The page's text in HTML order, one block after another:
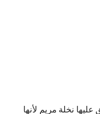
نخلة مريم لأنها